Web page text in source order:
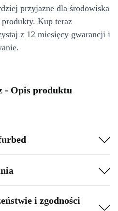
przyjazne dla środowiska
Kup teraz
z 12 miesięcy gwarancji i
- Opis produktu
i zgodności